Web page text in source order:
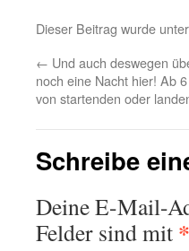
Dieser Beitrag wurde unter
← Und auch deswegen
noch eine Nacht hier! Ab
von startenden oder
Schreibe
Deine E-Mail-
Felder sind mit *